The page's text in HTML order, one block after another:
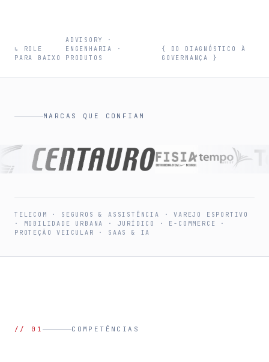
↳ ROLE
PARA BAIXO
ADVISORY ·
ENGENHARIA ·
PRODUTOS
{ DO DIAGNÓSTICO À
GOVERNANÇA }
MARCAS QUE CONFIAM
TELECOM · SEGUROS & ASSISTÊNCIA · VAREJO ESPORTIVO
· MOBILIDADE URBANA · JURÍDICO · E-COMMERCE ·
PROTEÇÃO VEICULAR · SAAS & IA
// 01 COMPETÊNCIAS